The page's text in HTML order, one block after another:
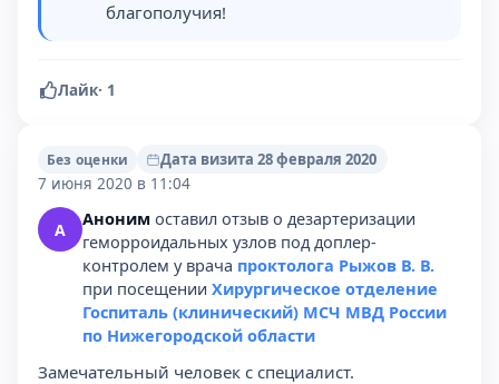
благополучия!
Лайк· 1
Без оценки
Дата визита 28 февраля 2020
7 июня 2020 в 11:04
А Аноним оставил отзыв о дезартеризации
геморроидальных узлов под доплер-
контролем у врача проктолога Рыжов В. В.
при посещении Хирургическое отделение
Госпиталь (клинический) МСЧ МВД России
по Нижегородской области
Замечательный человек с специалист.